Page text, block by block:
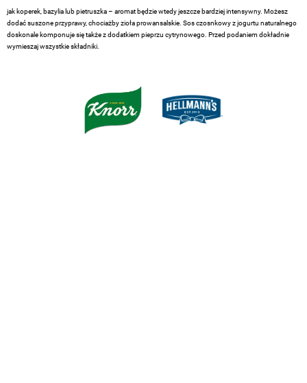
jak koperek, bazylia lub pietruszka – aromat będzie wtedy jeszcze bardziej intensywny. Możesz
dodać suszone przyprawy, chociażby zioła prowansalskie. Sos czosnkowy z jogurtu naturalnego
doskonale komponuje się także z dodatkiem pieprzu cytrynowego. Przed podaniem dokładnie
wymieszaj wszystkie składniki.